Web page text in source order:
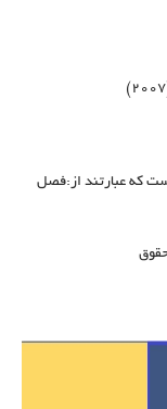
که عبارتند از:فصل